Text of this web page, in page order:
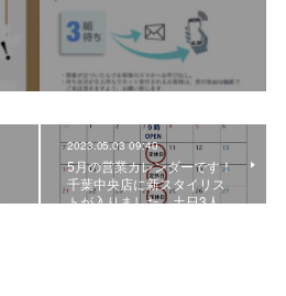
2023.05.03 09:40
5月の営業カレンダーです！
千葉中央店に新スタイリス
トが入りました、土日3人…